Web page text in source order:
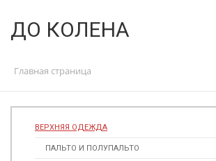
ДО КОЛЕНА
Главная страница
ВЕРХНЯЯ ОДЕЖДА
ПАЛЬТО И ПОЛУПАЛЬТО